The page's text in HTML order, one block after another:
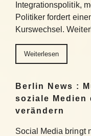
Integrationspolitik,
Politiker fordert
Kurswechsel.
Weiterlesen
Berlin News :
soziale
verändern
Social Media bringt